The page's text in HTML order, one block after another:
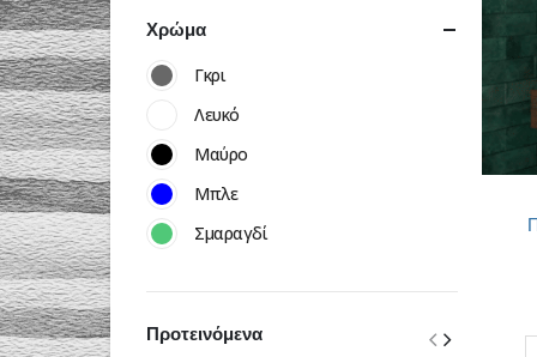
Χρώμα
Γκρι
Λευκό
Μαύρο
Μπλε
Σμαραγδί
Προτεινόμενα